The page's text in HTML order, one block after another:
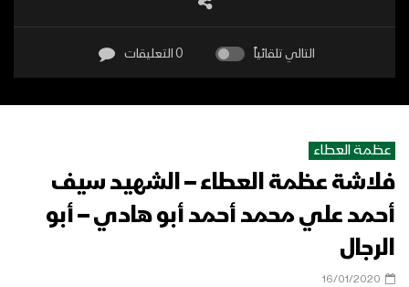
التالي تلقائياً 0 التعليقات
عظمة العطاء
فلاشة عظمة العطاء – الشهيد سيف
أحمد علي محمد أحمد أبو هادي – أبو
الرجال
16/01/2020